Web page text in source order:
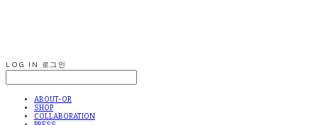
LOG IN 로그인
ABOUT-OR
SHOP
COLLABORATION